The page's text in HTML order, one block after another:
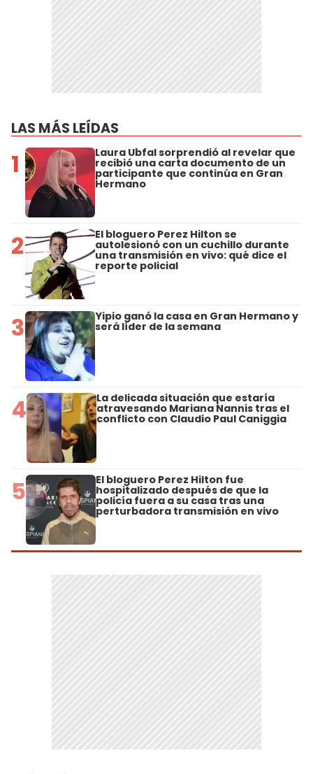
LAS MÁS LEÍDAS
1 Laura Ubfal sorprendió al revelar que
recibió una carta documento de un
participante que continúa en Gran
Hermano
2 El bloguero Perez Hilton se
autolesionó con un cuchillo durante
una transmisión en vivo: qué dice el
reporte policial
3 Yipio ganó la casa en Gran Hermano y
será líder de la semana
4 La delicada situación que estaría
atravesando Mariana Nannis tras el
conflicto con Claudio Paul Caniggia
5 El bloguero Perez Hilton fue
hospitalizado después de que la
policía fuera a su casa tras una
perturbadora transmisión en vivo